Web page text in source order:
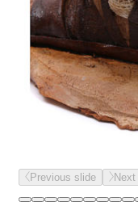
Previous slide